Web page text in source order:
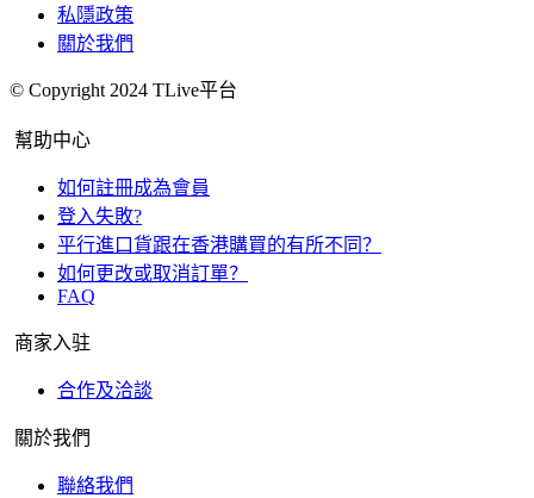
私隱政策
關於我們
© Copyright 2024 TLive平台
幫助中心
如何註冊成為會員
登入失敗?
平行進口貨跟在香港購買的有所不同？
如何更改或取消訂單？
FAQ
商家入驻
合作及洽談
關於我們
聯絡我們